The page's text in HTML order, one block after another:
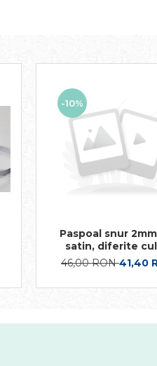
-10%
Paspoal snur
satin, diferite
46,00 RON41,40